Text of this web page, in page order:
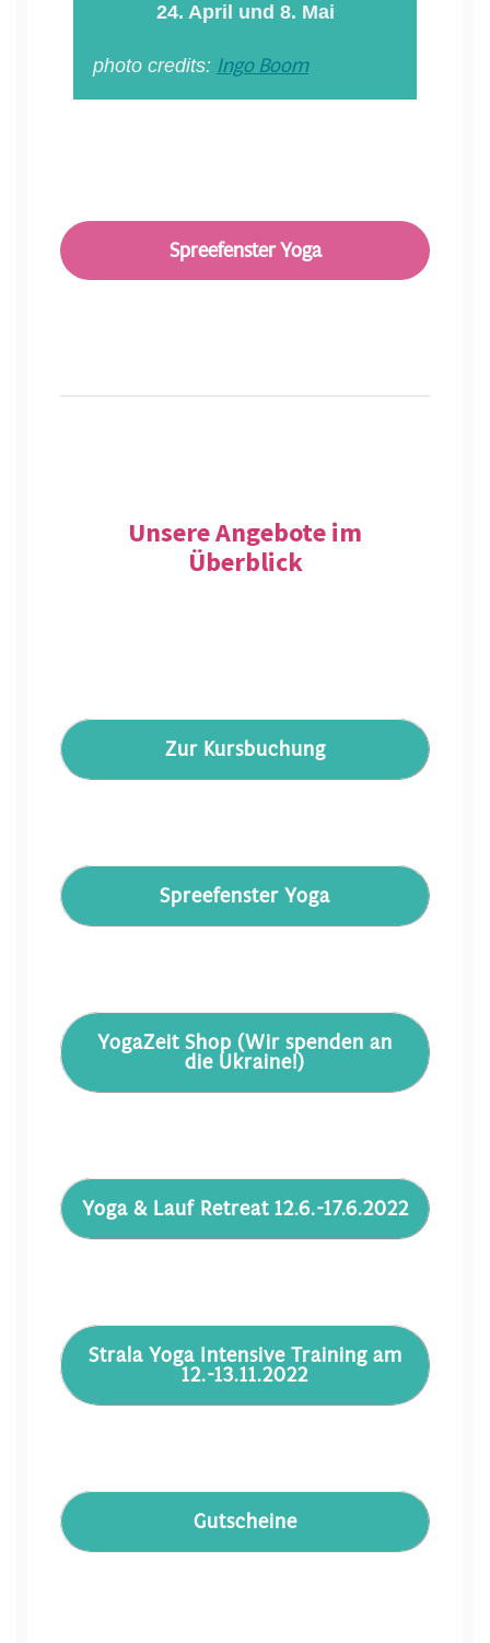
24. April und 8. Mai
photo credits: Ingo Boom
Spreefenster Yoga
Unsere Angebote im
Überblick
Zur Kursbuchung
Spreefenster Yoga
YogaZeit Shop (Wir spenden an
die Ukraine!)
Yoga & Lauf Retreat 12.6.-17.6.2022
Strala Yoga Intensive Training am
12.-13.11.2022
Gutscheine